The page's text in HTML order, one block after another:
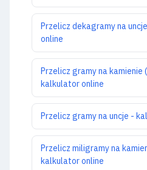
Przelicz dekagramy na
online
Przelicz gramy na kamienie
kalkulator online
Przelicz gramy na uncje -
Przelicz miligramy na
kalkulator online